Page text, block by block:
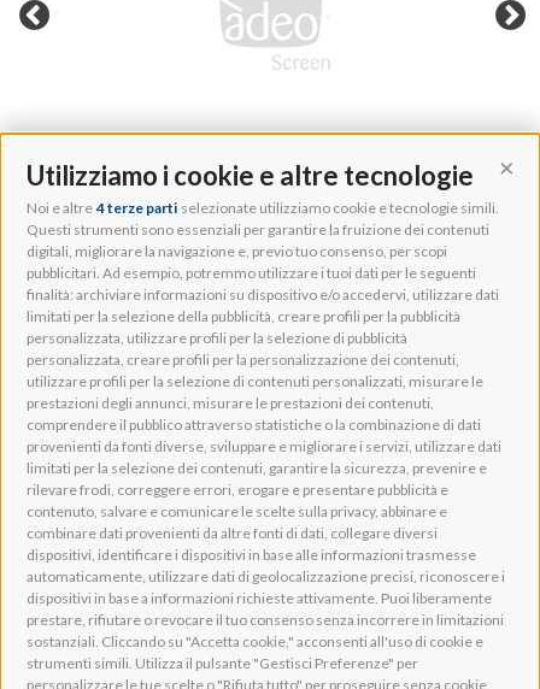
Utilizziamo i cookie e altre tecnologie
Noi e altre 4 terze parti selezionate utilizziamo cookie e tecnologie simili.
Questi strumenti sono essenziali per garantire la fruizione dei contenuti
digitali, migliorare la navigazione e, previo tuo consenso, per scopi
pubblicitari. Ad esempio, potremmo utilizzare i tuoi dati per le seguenti
finalità: archiviare informazioni su dispositivo e/o accedervi, utilizzare dati
limitati per la selezione della pubblicità, creare profili per la pubblicità
personalizzata, utilizzare profili per la selezione di pubblicità
personalizzata, creare profili per la personalizzazione dei contenuti,
utilizzare profili per la selezione di contenuti personalizzati, misurare le
prestazioni degli annunci, misurare le prestazioni dei contenuti,
comprendere il pubblico attraverso statistiche o la combinazione di dati
provenienti da fonti diverse, sviluppare e migliorare i servizi, utilizzare dati
limitati per la selezione dei contenuti, garantire la sicurezza, prevenire e
rilevare frodi, correggere errori, erogare e presentare pubblicità e
contenuto, salvare e comunicare le scelte sulla privacy, abbinare e
combinare dati provenienti da altre fonti di dati, collegare diversi
dispositivi, identificare i dispositivi in base alle informazioni trasmesse
automaticamente, utilizzare dati di geolocalizzazione precisi, riconoscere i
dispositivi in base a informazioni richieste attivamente. Puoi liberamente
prestare, rifiutare o revocare il tuo consenso senza incorrere in limitazioni
sostanziali. Cliccando su "Accetta cookie," acconsenti all'uso di cookie e
strumenti simili. Utilizza il pulsante "Gestisci Preferenze" per
personalizzare le tue scelte o "Rifiuta tutto" per proseguire senza cookie
Adeo Group S.r.l.
Via della Zarga, 50
Lavis, 38015 TN, Italy
Tel: +39 0461 248211
P.IVA: IT01262500224
PEC: pec@pec.adeogroup.it
SDI: T04ZHR3
info@adeogroup.it
Adeo ProAV
Adeo HomeAV
Adeo Screen
Screen Research
Adeum Cinema Suite